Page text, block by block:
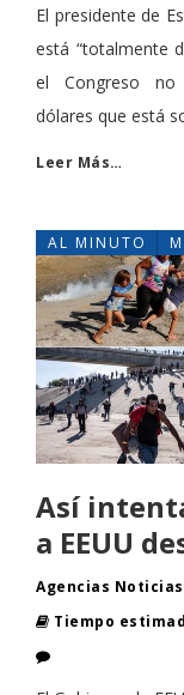
El presidente de
está “totalmente
el Congreso
dólares que está
Leer Más…
AL MINUTO
Así
a EEUU
Agencias Noticias
Tiempo